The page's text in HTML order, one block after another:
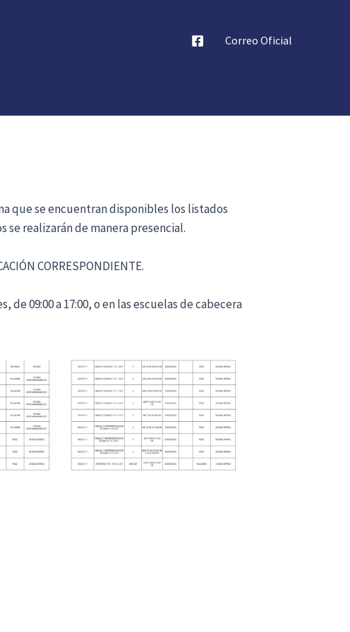
Correo Oficial
que se encuentran disponibles los listados
se realizarán de manera presencial.
CORRESPONDIENTE.
09:00 a 17:00, o en las escuelas de cabecera